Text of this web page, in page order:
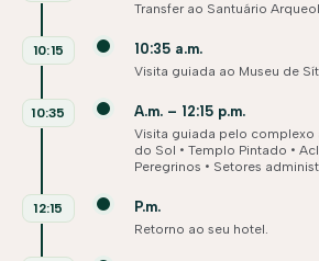
Transfer ao Santuário
10:15 10:35 a.m.
Visita guiada ao Museu de
10:35 A.m. – 12:15 p.m.
Visita guiada pelo complexo
do Sol • Templo Pintado •
Peregrinos • Setores
12:15 P.m.
Retorno ao seu hotel.